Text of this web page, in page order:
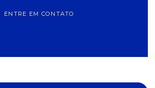
ENTRE EM CONTATO